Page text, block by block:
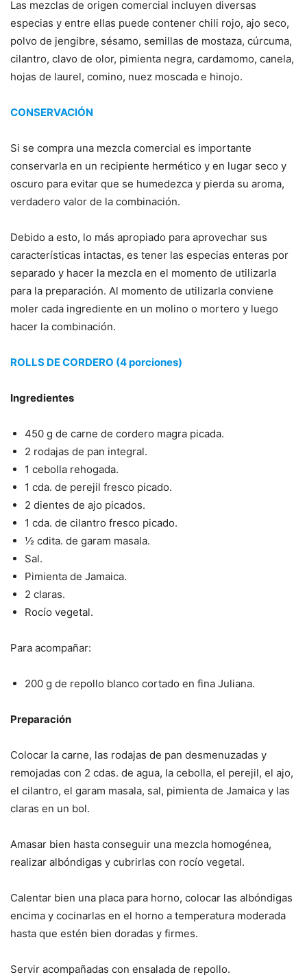
Las mezclas de origen comercial incluyen diversas
especias y entre ellas puede contener chili rojo, ajo seco,
polvo de jengibre, sésamo, semillas de mostaza, cúrcuma,
cilantro, clavo de olor, pimienta negra, cardamomo, canela,
hojas de laurel, comino, nuez moscada e hinojo.
CONSERVACIÓN
Si se compra una mezcla comercial es importante
conservarla en un recipiente hermético y en lugar seco y
oscuro para evitar que se humedezca y pierda su aroma,
verdadero valor de la combinación.
Debido a esto, lo más apropiado para aprovechar sus
características intactas, es tener las especias enteras por
separado y hacer la mezcla en el momento de utilizarla
para la preparación. Al momento de utilizarla conviene
moler cada ingrediente en un molino o mortero y luego
hacer la combinación.
ROLLS DE CORDERO (4 porciones)
Ingredientes
450 g de carne de cordero magra picada.
2 rodajas de pan integral.
1 cebolla rehogada.
1 cda. de perejil fresco picado.
2 dientes de ajo picados.
1 cda. de cilantro fresco picado.
½ cdita. de garam masala.
Sal.
Pimienta de Jamaica.
2 claras.
Rocío vegetal.
Para acompañar:
200 g de repollo blanco cortado en fina Juliana.
Preparación
Colocar la carne, las rodajas de pan desmenuzadas y
remojadas con 2 cdas. de agua, la cebolla, el perejil, el ajo,
el cilantro, el garam masala, sal, pimienta de Jamaica y las
claras en un bol.
Amasar bien hasta conseguir una mezcla homogénea,
realizar albóndigas y cubrirlas con rocío vegetal.
Calentar bien una placa para horno, colocar las albóndigas
encima y cocinarlas en el horno a temperatura moderada
hasta que estén bien doradas y firmes.
Servir acompañadas con ensalada de repollo.